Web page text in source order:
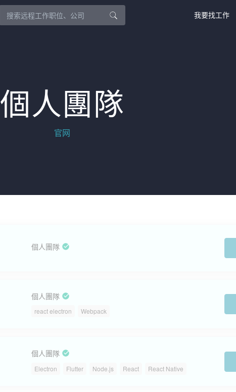
我要找工作
個人團隊
官网
個人團隊
個人團隊
react electron Webpack
個人團隊
Electron Flutter Node.js React React Native